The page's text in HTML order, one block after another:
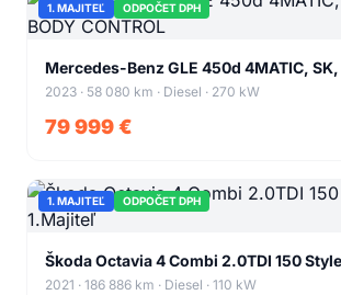
1. MAJITEĽ ODPOČET DPH
+58
Mercedes-Benz GLE 450d 4MATIC, SK,
BODY CONTROL
2023 · 58 080 km · Diesel · 270 kW
79 999 €
1. MAJITEĽ ODPOČET DPH
+51
Škoda Octavia 4 Combi 2.0TDI 150
1.Majiteľ
2021 · 186 886 km · Diesel · 110 kW